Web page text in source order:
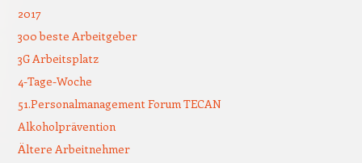
2017
300 beste Arbeitgeber
3G Arbeitsplatz
4-Tage-Woche
51.Personalmanagement Forum TECAN
Alkoholprävention
Ältere Arbeitnehmer